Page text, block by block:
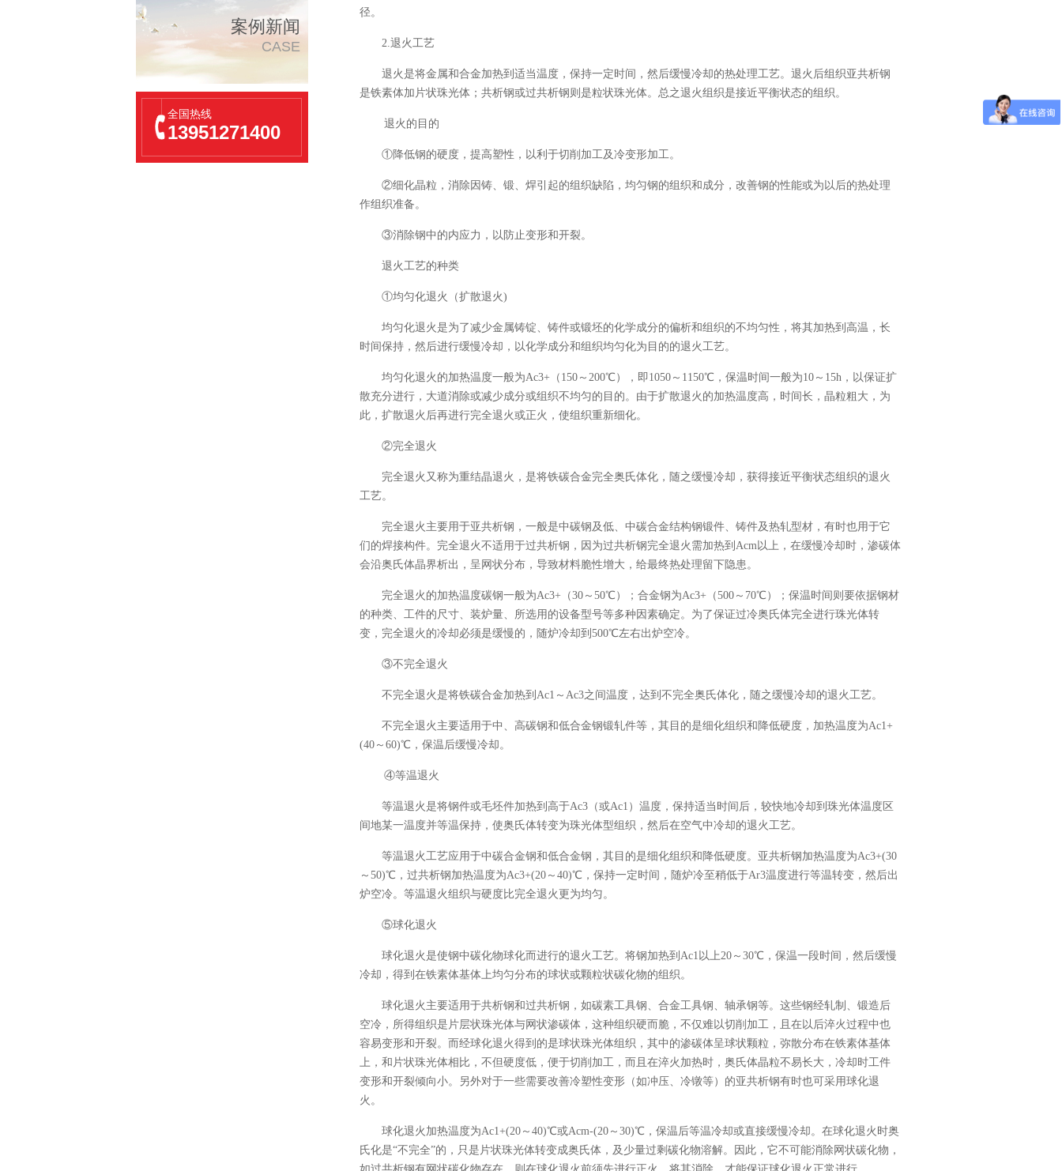
案例新闻
CASE
全国热线
13951271400
径。
2.退火工艺
退火是将金属和合金加热到适当温度，保持一定时间，然后缓慢冷却的热处理工艺。退火后组织亚共析钢
是铁素体加片状珠光体；共析钢或过共析钢则是粒状珠光体。总之退火组织是接近平衡状态的组织。
退火的目的
①降低钢的硬度，提高塑性，以利于切削加工及冷变形加工。
②细化晶粒，消除因铸、锻、焊引起的组织缺陷，均匀钢的组织和成分，改善钢的性能或为以后的热处理
作组织准备。
③消除钢中的内应力，以防止变形和开裂。
退火工艺的种类
①均匀化退火（扩散退火)
均匀化退火是为了减少金属铸锭、铸件或锻坯的化学成分的偏析和组织的不均匀性，将其加热到高温，长
时间保持，然后进行缓慢冷却，以化学成分和组织均匀化为目的的退火工艺。
均匀化退火的加热温度一般为Ac3+（150～200℃），即1050～1150℃，保温时间一般为10～15h，以保证扩
散充分进行，大道消除或减少成分或组织不均匀的目的。由于扩散退火的加热温度高，时间长，晶粒粗大，为
此，扩散退火后再进行完全退火或正火，使组织重新细化。
②完全退火
完全退火又称为重结晶退火，是将铁碳合金完全奥氏体化，随之缓慢冷却，获得接近平衡状态组织的退火
工艺。
完全退火主要用于亚共析钢，一般是中碳钢及低、中碳合金结构钢锻件、铸件及热轧型材，有时也用于它
们的焊接构件。完全退火不适用于过共析钢，因为过共析钢完全退火需加热到Acm以上，在缓慢冷却时，渗碳体
会沿奥氏体晶界析出，呈网状分布，导致材料脆性增大，给最终热处理留下隐患。
完全退火的加热温度碳钢一般为Ac3+（30～50℃）；合金钢为Ac3+（500～70℃）；保温时间则要依据钢材
的种类、工件的尺寸、装炉量、所选用的设备型号等多种因素确定。为了保证过冷奥氏体完全进行珠光体转
变，完全退火的冷却必须是缓慢的，随炉冷却到500℃左右出炉空冷。
③不完全退火
不完全退火是将铁碳合金加热到Ac1～Ac3之间温度，达到不完全奥氏体化，随之缓慢冷却的退火工艺。
不完全退火主要适用于中、高碳钢和低合金钢锻轧件等，其目的是细化组织和降低硬度，加热温度为Ac1+
(40～60)℃，保温后缓慢冷却。
④等温退火
等温退火是将钢件或毛坯件加热到高于Ac3（或Ac1）温度，保持适当时间后，较快地冷却到珠光体温度区
间地某一温度并等温保持，使奥氏体转变为珠光体型组织，然后在空气中冷却的退火工艺。
等温退火工艺应用于中碳合金钢和低合金钢，其目的是细化组织和降低硬度。亚共析钢加热温度为Ac3+(30
～50)℃，过共析钢加热温度为Ac3+(20～40)℃，保持一定时间，随炉冷至稍低于Ar3温度进行等温转变，然后出
炉空冷。等温退火组织与硬度比完全退火更为均匀。
⑤球化退火
球化退火是使钢中碳化物球化而进行的退火工艺。将钢加热到Ac1以上20～30℃，保温一段时间，然后缓慢
冷却，得到在铁素体基体上均匀分布的球状或颗粒状碳化物的组织。
球化退火主要适用于共析钢和过共析钢，如碳素工具钢、合金工具钢、轴承钢等。这些钢经轧制、锻造后
空冷，所得组织是片层状珠光体与网状渗碳体，这种组织硬而脆，不仅难以切削加工，且在以后淬火过程中也
容易变形和开裂。而经球化退火得到的是球状珠光体组织，其中的渗碳体呈球状颗粒，弥散分布在铁素体基体
上，和片状珠光体相比，不但硬度低，便于切削加工，而且在淬火加热时，奥氏体晶粒不易长大，冷却时工件
变形和开裂倾向小。另外对于一些需要改善冷塑性变形（如冲压、冷镦等）的亚共析钢有时也可采用球化退
火。
球化退火加热温度为Ac1+(20～40)℃或Acm-(20～30)℃，保温后等温冷却或直接缓慢冷却。在球化退火时奥
氏化是“不完全”的，只是片状珠光体转变成奥氏体，及少量过剩碳化物溶解。因此，它不可能消除网状碳化物，